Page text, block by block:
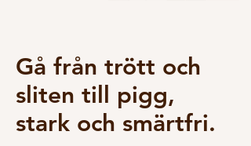
Gå från trött och
sliten till pigg,
stark och smärtfri.